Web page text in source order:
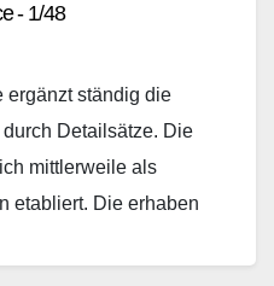
- 1/48
ergänzt ständig die
Detailsätze. Die
mittlerweile als
etabliert. Die erhaben